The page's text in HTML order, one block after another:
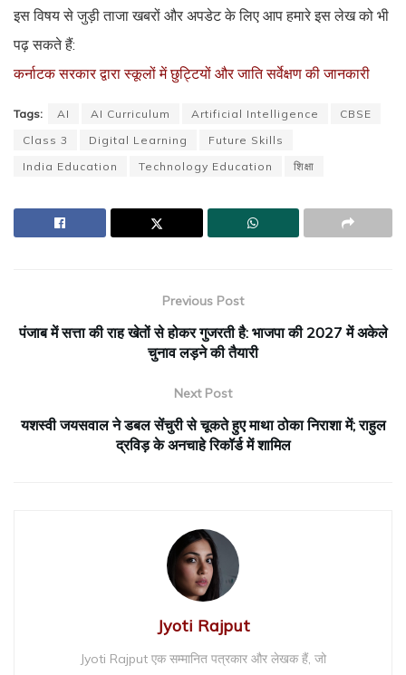
इस विषय से जुड़ी ताजा खबरों और अपडेट के लिए आप हमारे इस लेख को भी
पढ़ सकते हैं:
कर्नाटक सरकार द्वारा स्कूलों में छुट्टियों और जाति सर्वेक्षण की जानकारी
Tags: AI AI Curriculum Artificial Intelligence
CBSE
Class 3
Digital Learning
Future Skills
India Education
Technology Education शिक्षा
Previous Post
पंजाब में सत्ता की राह खेतों से होकर गुजरती है: भाजपा की 2027 में अकेले
चुनाव लड़ने की तैयारी
Next Post
यशस्वी जयसवाल ने डबल सेंचुरी से चूकते हुए माथा ठोका निराशा में; राहुल
द्रविड़ के अनचाहे रिकॉर्ड में शामिल
Jyoti Rajput
Jyoti Rajput एक सम्मानित पत्रकार और लेखक हैं, जो